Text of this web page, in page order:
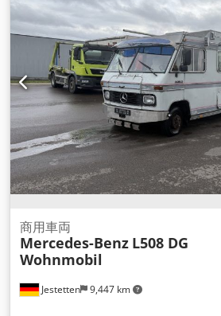
Jestetten 9,447 km
商用車両
Mercedes-Benz L508 DG
Wohnmobil